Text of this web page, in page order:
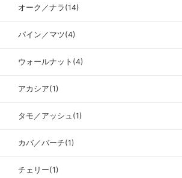
オーク／ナラ(14)
パイン／マツ(4)
ウォールナット(4)
アカシア(1)
タモ／アッシュ(1)
カバ／バーチ(1)
チェリー(1)